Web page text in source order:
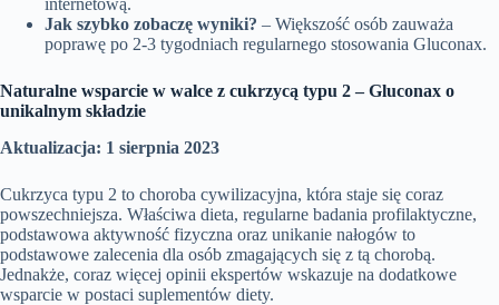
internetową.
Jak szybko zobaczę wyniki? – Większość osób zauważa
poprawę po 2-3 tygodniach regularnego stosowania Gluconax.
Naturalne wsparcie w walce z cukrzycą typu 2 – Gluconax o
unikalnym składzie
Aktualizacja: 1 sierpnia 2023
Cukrzyca typu 2 to choroba cywilizacyjna, która staje się coraz
powszechniejsza. Właściwa dieta, regularne badania profilaktyczne,
podstawowa aktywność fizyczna oraz unikanie nałogów to
podstawowe zalecenia dla osób zmagających się z tą chorobą.
Jednakże, coraz więcej opinii ekspertów wskazuje na dodatkowe
wsparcie w postaci suplementów diety.